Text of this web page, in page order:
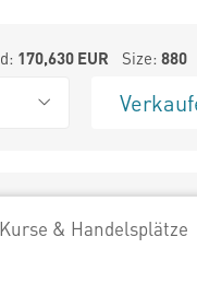
170,630EUR Size: 880|
Kurse & Handelsplätze